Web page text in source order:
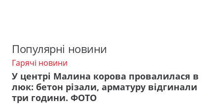
Популярні новини
Гарячі новини
У центрі Малина корова провалилася в
люк: бетон різали, арматуру відгинали
три години. ФОТО